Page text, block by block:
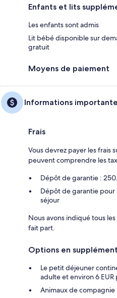
Enfants et lits
Les enfants sont admis
Lit bébé disponible sur
gratuit
Moyens de paiement
Informations
Frais
Vous devrez payer les frais
peuvent comprendre les
Dépôt de garantie :
Dépôt de garantie pour
séjour
Nous avons indiqué tous
fait part.
Options en supplément
Le petit déjeuner
adulte et environ 6 EUR
Animaux de compagnie